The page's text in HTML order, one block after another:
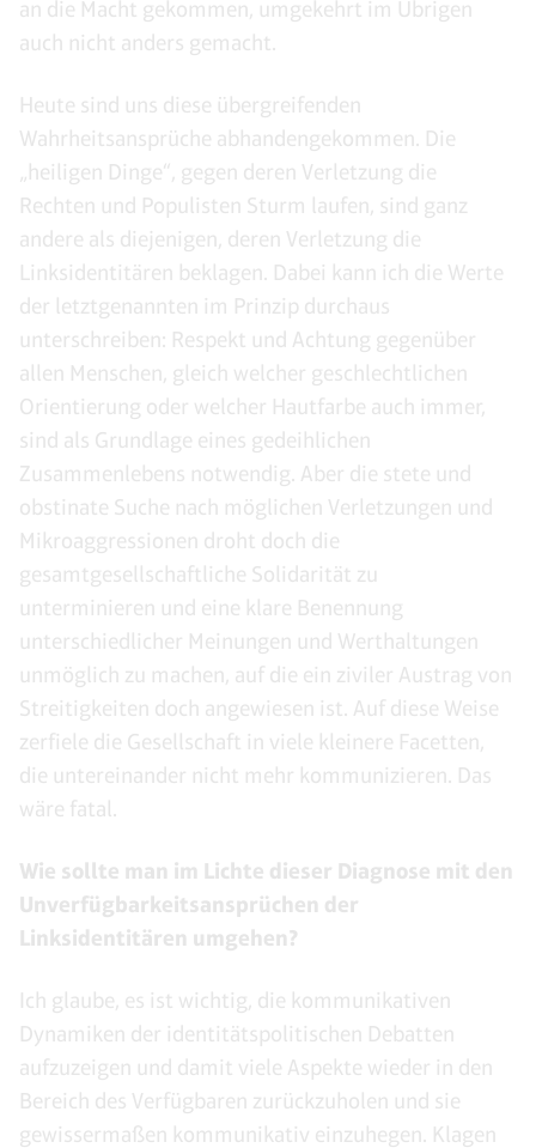
an die Macht gekommen, umgekehrt im Übrigen
auch nicht anders gemacht.
Heute sind uns diese übergreifenden
Wahrheitsansprüche abhandengekommen. Die
„heiligen Dinge“, gegen deren Verletzung die
Rechten und Populisten Sturm laufen, sind ganz
andere als diejenigen, deren Verletzung die
Linksidentitären beklagen. Dabei kann ich die Werte
der letztgenannten im Prinzip durchaus
unterschreiben: Respekt und Achtung gegenüber
allen Menschen, gleich welcher geschlechtlichen
Orientierung oder welcher Hautfarbe auch immer,
sind als Grundlage eines gedeihlichen
Zusammenlebens notwendig. Aber die stete und
obstinate Suche nach möglichen Verletzungen und
Mikroaggressionen droht doch die
gesamtgesellschaftliche Solidarität zu
unterminieren und eine klare Benennung
unterschiedlicher Meinungen und Werthaltungen
unmöglich zu machen, auf die ein ziviler Austrag von
Streitigkeiten doch angewiesen ist. Auf diese Weise
zerfiele die Gesellschaft in viele kleinere Facetten,
die untereinander nicht mehr kommunizieren. Das
wäre fatal.
Wie sollte man im Lichte dieser Diagnose mit den
Unverfügbarkeitsansprüchen der
Linksidentitären umgehen?
Ich glaube, es ist wichtig, die kommunikativen
Dynamiken der identitätspolitischen Debatten
aufzuzeigen und damit viele Aspekte wieder in den
Bereich des Verfügbaren zurückzuholen und sie
gewissermaßen kommunikativ einzuhegen. Klagen